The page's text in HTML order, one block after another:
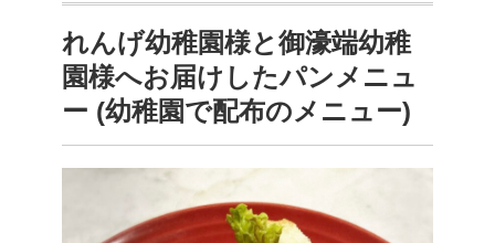
れんげ幼稚園様と御濠端幼稚
園様へお届けしたパンメニュ
ー (幼稚園で配布のメニュー)